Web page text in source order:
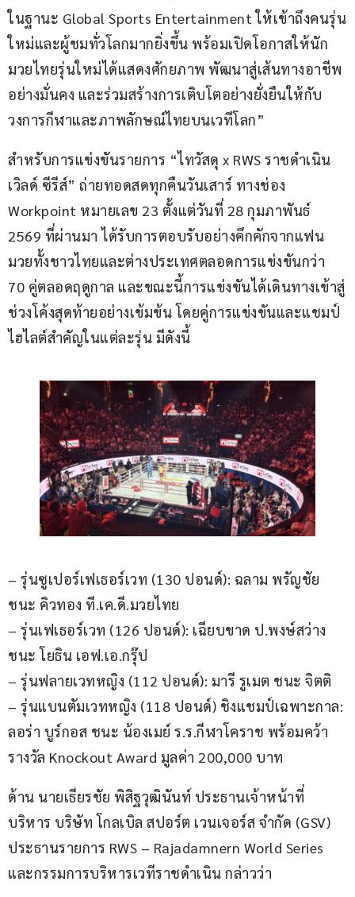
ในฐานะ Global Sports Entertainment ให้เข้าถึงคนรุ่น
ใหม่และผู้ชมทั่วโลกมากยิ่งขึ้น พร้อมเปิดโอกาสให้นัก
มวยไทยรุ่นใหม่ได้แสดงศักยภาพ พัฒนาสู่เส้นทางอาชีพ
อย่างมั่นคง และร่วมสร้างการเติบโตอย่างยั่งยืนให้กับ
วงการกีฬาและภาพลักษณ์ไทยบนเวทีโลก”
สำหรับการแข่งขันรายการ “ไทวัสดุ x RWS ราชดำเนิน
เวิลด์ ซีรีส์” ถ่ายทอดสดทุกคืนวันเสาร์ ทางช่อง
Workpoint หมายเลข 23 ตั้งแต่วันที่ 28 กุมภาพันธ์
2569 ที่ผ่านมา ได้รับการตอบรับอย่างคึกคักจากแฟน
มวยทั้งชาวไทยและต่างประเทศตลอดการแข่งขันกว่า
70 คู่ตลอดฤดูกาล และขณะนี้การแข่งขันได้เดินทางเข้าสู่
ช่วงโค้งสุดท้ายอย่างเข้มข้น โดยคู่การแข่งขันและแชมป์
ไฮไลต์สำคัญในแต่ละรุ่น มีดังนี้
– รุ่นซูเปอร์เฟเธอร์เวท (130 ปอนด์): ฉลาม พรัญชัย
ชนะ คิวทอง ที.เค.ดี.มวยไทย
– รุ่นเฟเธอร์เวท (126 ปอนด์): เฉียบขาด ป.พงษ์สว่าง
ชนะ โยธิน เอฟ.เอ.กรุ๊ป
– รุ่นฟลายเวทหญิง (112 ปอนด์): มารี รูเมต ชนะ จิตติ
– รุ่นแบนตัมเวทหญิง (118 ปอนด์) ชิงแชมป์เฉพาะกาล:
ลอร่า บูร์กอส ชนะ น้องเมย์ ร.ร.กีฬาโคราช พร้อมคว้า
รางวัล Knockout Award มูลค่า 200,000 บาท
ด้าน นายเธียรชัย พิสิฐวุฒินันท์ ประธานเจ้าหน้าที่
บริหาร บริษัท โกลเบิล สปอร์ต เวนเจอร์ส จำกัด (GSV)
ประธานรายการ RWS – Rajadamnern World Series
และกรรมการบริหารเวทีราชดำเนิน กล่าวว่า